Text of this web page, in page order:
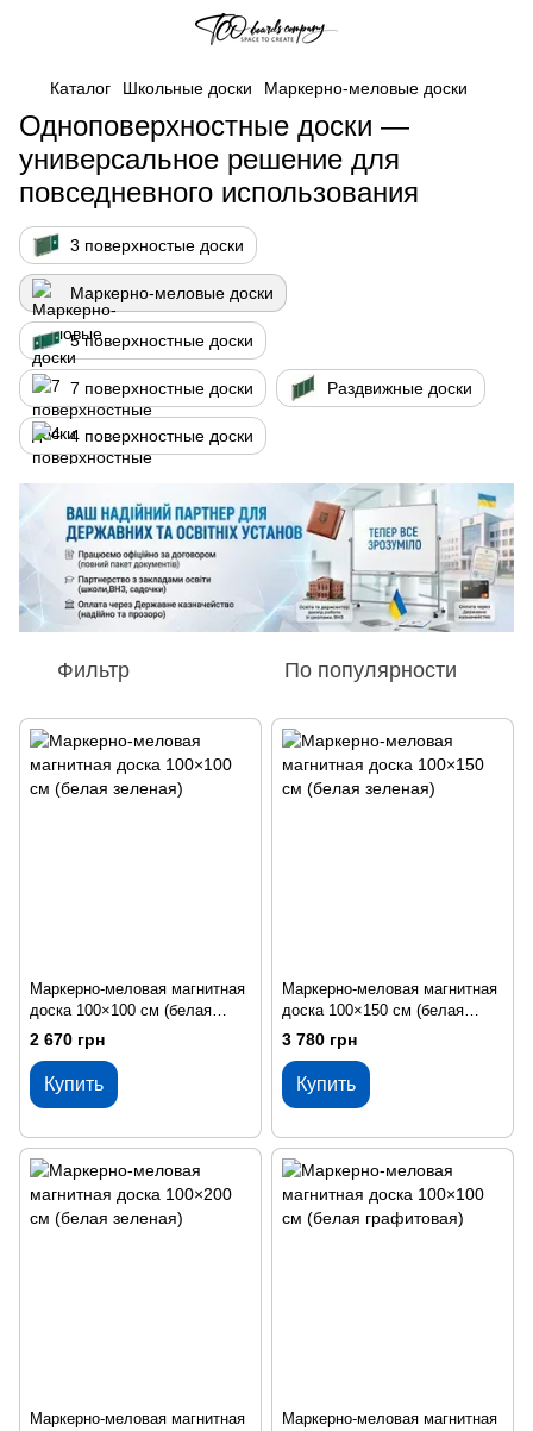
Каталог Школьные доски Маркерно-меловые доски
Одноповерхностные доски —
универсальное решение для
повседневного использования
3 поверхностые доски
Маркерно-меловые доски
5 поверхностные доски
7 поверхностные доски Раздвижные доски
4 поверхностные доски
Фильтр По популярности
Маркерно-меловая магнитная
доска 100×100 см (белая
зеленая)
2 670 грн
Купить
Маркерно-меловая магнитная
доска 100×150 см (белая
зеленая)
3 780 грн
Купить
Маркерно-меловая магнитная
Маркерно-меловая магнитная